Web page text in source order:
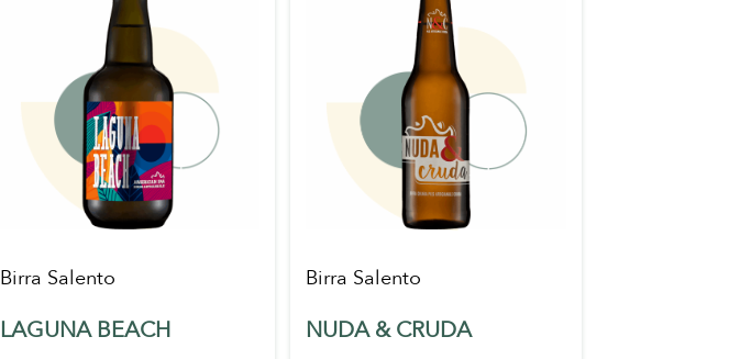
Birra Salento
LAGUNA BEACH
Birra Salento
NUDA & CRUDA